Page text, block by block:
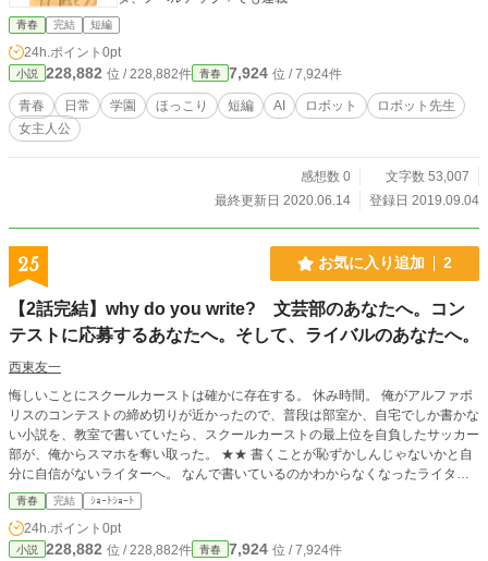
青春 完結 短編
24h.ポイント 0pt
小説 228,882 位 / 228,882件 青春 7,924 位 / 7,924件
青春 日常 学園 ほっこり 短編 AI ロボット
ロボット先生
女主人公
感想数 0
文字数 53,007
最終更新日 2020.06.14
登録日 2019.09.04
25 お気に入り追加 2
【2話完結】why do you write? 文芸部のあなたへ。コン
テストに応募するあなたへ。そして、ライバルのあなたへ。
西東友一
悔しいことにスクールカーストは確かに存在する。 休み時間。 俺がアルファポ
リスのコンテストの締め切りが近かったので、普段は部室か、自宅でしか書かな
い小説を、教室で書いていたら、スクールカーストの最上位を自負したサッカー
部が、俺からスマホを奪い取った。 ★★ 書くことが恥ずかしんじゃないかと自
分に自信がないライターへ。 なんで書いているのかわからなくなったライター
へ。 コンテストに落ちて悔しがるライターヘ。 自分を不孝にした人、あなたに
勝った人は、今日も笑って生きているだろう。 なら、あなたはどうする？ 相
手の不幸を願うか？ あなたがすべきことはもっと笑えるようになるために頑張
るしかないのだ。 ライバルのあなたに幸あれ。
青春 完結 ｼｮｰﾄｼｮｰﾄ
24h.ポイント 0pt
小説 228,882 位 / 228,882件 青春 7,924 位 / 7,924件